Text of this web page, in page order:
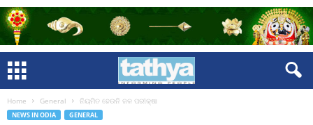
Home General ନିୟମିତ ହେଉନି ଜଳ ପରୀକ୍ଷା
NEWS IN ODIA GENERAL